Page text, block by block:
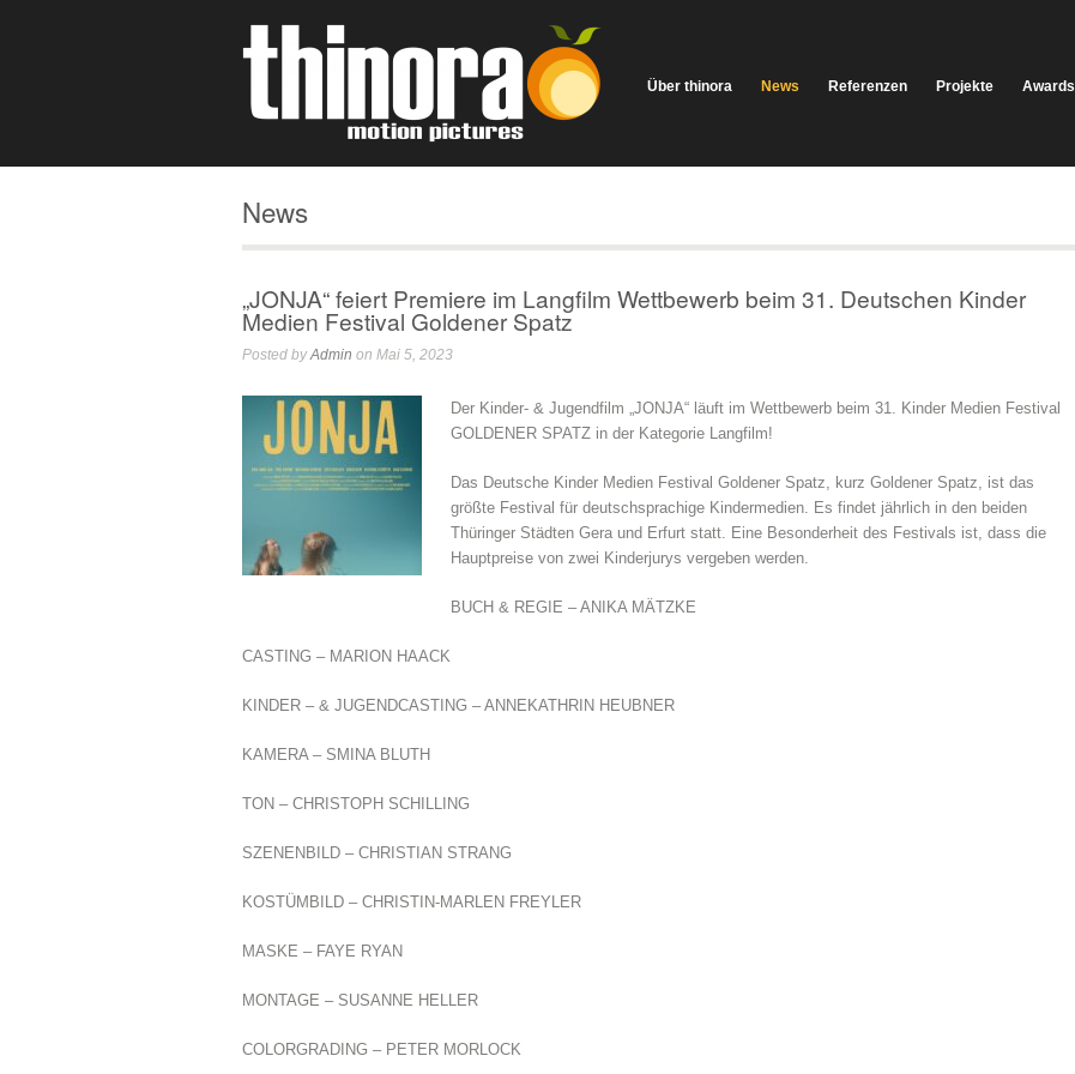
Über thinora News Referenzen Projekte Awards
News
„JONJA“ feiert Premiere im Langfilm Wettbewerb beim 31. Deutschen Kinder
Medien Festival Goldener Spatz
Posted byAdmin on Mai 5, 2023
Der Kinder- & Jugendfilm „JONJA“ läuft im Wettbewerb beim 31. Kinder Medien Festival
GOLDENER SPATZ in der Kategorie Langfilm!
Das Deutsche Kinder Medien Festival Goldener Spatz, kurz Goldener Spatz, ist das
größte Festival für deutschsprachige Kindermedien. Es findet jährlich in den beiden
Thüringer Städten Gera und Erfurt statt. Eine Besonderheit des Festivals ist, dass die
Hauptpreise von zwei Kinderjurys vergeben werden.
BUCH & REGIE – ANIKA MÄTZKE
CASTING – MARION HAACK
KINDER – & JUGENDCASTING – ANNEKATHRIN HEUBNER
KAMERA – SMINA BLUTH
TON – CHRISTOPH SCHILLING
SZENENBILD – CHRISTIAN STRANG
KOSTÜMBILD – CHRISTIN-MARLEN FREYLER
MASKE – FAYE RYAN
MONTAGE – SUSANNE HELLER
COLORGRADING – PETER MORLOCK